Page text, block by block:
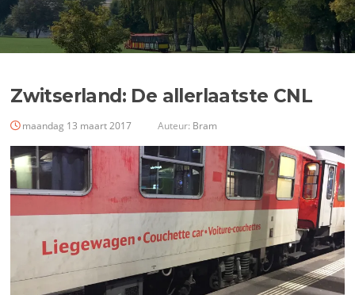
Zwitserland: De allerlaatste CNL
maandag 13 maart 2017 Auteur: Bram